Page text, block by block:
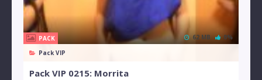
PACK
Pack VIP
62 MB 0%
Pack VIP 0215: Morrita